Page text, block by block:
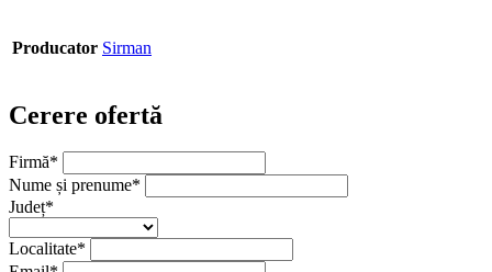
Producator Sirman
Cerere ofertă
Firmă*
Nume și prenume*
Județ*
Localitate*